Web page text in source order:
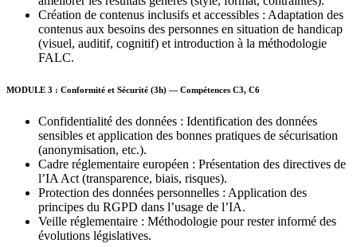
Création de contenus inclusifs et accessibles : Adaptation des
contenus aux besoins des personnes en situation de handicap
(visuel, auditif, cognitif) et introduction à la méthodologie
FALC.
MODULE 3 : Conformité et Sécurité (3h) — Compétences C3, C6
Confidentialité des données : Identification des données
sensibles et application des bonnes pratiques de sécurisation
(anonymisation, etc.).
Cadre réglementaire européen : Présentation des directives de
l’IA Act (transparence, biais, risques).
Protection des données personnelles : Application des
principes du RGPD dans l’usage de l’IA.
Veille réglementaire : Méthodologie pour rester informé des
évolutions législatives.